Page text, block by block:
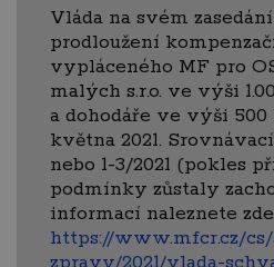
Vláda na svém
prodloužení
vypláceného MF pro
malých s.r.o. ve výši
a dohodáře ve výši
května 2021.
nebo 1-3/2021 (pokles
podmínky zůstaly
informací naleznete
https://www.mfcr.cz/
zpravy/2021/vlada-